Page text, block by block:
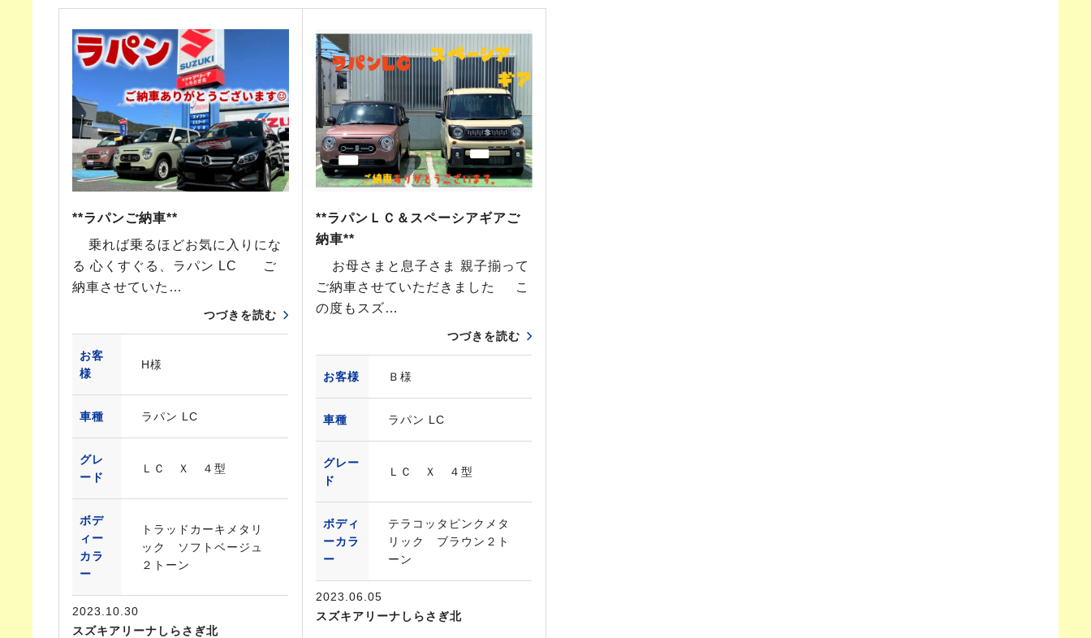
**ラパンご納車**
乗れば乗るほどお気に入りにな
る 心くすぐる、ラパン LC ご
納車させていた…
つづきを読む
お客
様
H様
車種 ラパン LC
グレ
ード
ＬＣ Ｘ ４型
ボデ
ィー
カラ
ー
トラッドカーキメタリ
ック ソフトベージュ
２トーン
2023.10.30
スズキアリーナしらさぎ北
**ラパンＬＣ＆スペーシアギアご
納車**
お母さまと息子さま 親子揃って
ご納車させていただきました こ
の度もスズ…
つづきを読む
お客様 Ｂ様
車種 ラパン LC
グレー
ド
ＬＣ Ｘ ４型
ボディ
ーカラ
ー
テラコッタピンクメタ
リック ブラウン２ト
ーン
2023.06.05
スズキアリーナしらさぎ北